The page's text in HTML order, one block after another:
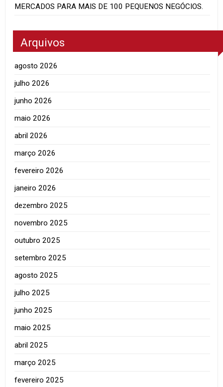
MERCADOS PARA MAIS DE 100 PEQUENOS NEGÓCIOS.
Arquivos
agosto 2026
julho 2026
junho 2026
maio 2026
abril 2026
março 2026
fevereiro 2026
janeiro 2026
dezembro 2025
novembro 2025
outubro 2025
setembro 2025
agosto 2025
julho 2025
junho 2025
maio 2025
abril 2025
março 2025
fevereiro 2025